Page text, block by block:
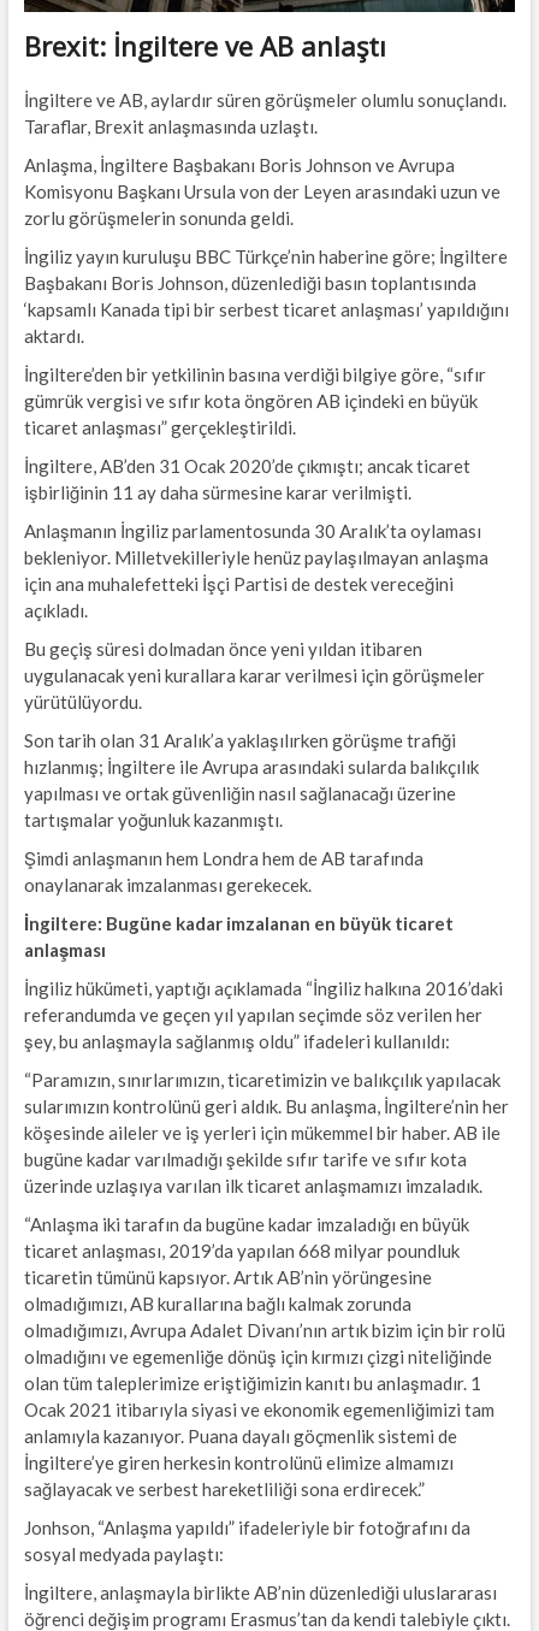
Brexit: İngiltere ve AB anlaştı
İngiltere ve AB, aylardır süren görüşmeler olumlu sonuçlandı.
Taraflar, Brexit anlaşmasında uzlaştı.
Anlaşma, İngiltere Başbakanı Boris Johnson ve Avrupa
Komisyonu Başkanı Ursula von der Leyen arasındaki uzun ve
zorlu görüşmelerin sonunda geldi.
İngiliz yayın kuruluşu BBC Türkçe’nin haberine göre; İngiltere
Başbakanı Boris Johnson, düzenlediği basın toplantısında
‘kapsamlı Kanada tipi bir serbest ticaret anlaşması’ yapıldığını
aktardı.
İngiltere’den bir yetkilinin basına verdiği bilgiye göre, “sıfır
gümrük vergisi ve sıfır kota öngören AB içindeki en büyük
ticaret anlaşması” gerçekleştirildi.
İngiltere, AB’den 31 Ocak 2020’de çıkmıştı; ancak ticaret
işbirliğinin 11 ay daha sürmesine karar verilmişti.
Anlaşmanın İngiliz parlamentosunda 30 Aralık’ta oylaması
bekleniyor. Milletvekilleriyle henüz paylaşılmayan anlaşma
için ana muhalefetteki İşçi Partisi de destek vereceğini
açıkladı.
Bu geçiş süresi dolmadan önce yeni yıldan itibaren
uygulanacak yeni kurallara karar verilmesi için görüşmeler
yürütülüyordu.
Son tarih olan 31 Aralık’a yaklaşılırken görüşme trafiği
hızlanmış; İngiltere ile Avrupa arasındaki sularda balıkçılık
yapılması ve ortak güvenliğin nasıl sağlanacağı üzerine
tartışmalar yoğunluk kazanmıştı.
Şimdi anlaşmanın hem Londra hem de AB tarafında
onaylanarak imzalanması gerekecek.
İngiltere: Bugüne kadar imzalanan en büyük ticaret
anlaşması
İngiliz hükümeti, yaptığı açıklamada “İngiliz halkına 2016’daki
referandumda ve geçen yıl yapılan seçimde söz verilen her
şey, bu anlaşmayla sağlanmış oldu” ifadeleri kullanıldı:
“Paramızın, sınırlarımızın, ticaretimizin ve balıkçılık yapılacak
sularımızın kontrolünü geri aldık. Bu anlaşma, İngiltere’nin her
köşesinde aileler ve iş yerleri için mükemmel bir haber. AB ile
bugüne kadar varılmadığı şekilde sıfır tarife ve sıfır kota
üzerinde uzlaşıya varılan ilk ticaret anlaşmamızı imzaladık.
“Anlaşma iki tarafın da bugüne kadar imzaladığı en büyük
ticaret anlaşması, 2019’da yapılan 668 milyar poundluk
ticaretin tümünü kapsıyor. Artık AB’nin yörüngesine
olmadığımızı, AB kurallarına bağlı kalmak zorunda
olmadığımızı, Avrupa Adalet Divanı’nın artık bizim için bir rolü
olmadığını ve egemenliğe dönüş için kırmızı çizgi niteliğinde
olan tüm taleplerimize eriştiğimizin kanıtı bu anlaşmadır. 1
Ocak 2021 itibarıyla siyasi ve ekonomik egemenliğimizi tam
anlamıyla kazanıyor. Puana dayalı göçmenlik sistemi de
İngiltere’ye giren herkesin kontrolünü elimize almamızı
sağlayacak ve serbest hareketliliği sona erdirecek.”
Jonhson, “Anlaşma yapıldı” ifadeleriyle bir fotoğrafını da
sosyal medyada paylaştı:
İngiltere, anlaşmayla birlikte AB’nin düzenlediği uluslararası
öğrenci değişim programı Erasmus’tan da kendi talebiyle çıktı.